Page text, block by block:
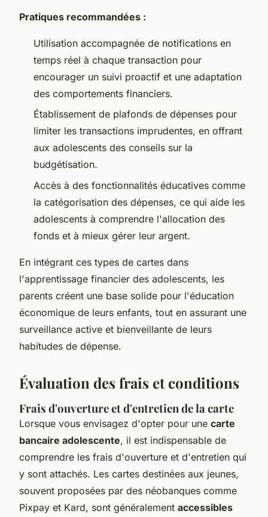
Pratiques recommandées :
Utilisation accompagnée de notifications en
temps réel à chaque transaction pour
encourager un suivi proactif et une adaptation
des comportements financiers.
Établissement de plafonds de dépenses pour
limiter les transactions imprudentes, en offrant
aux adolescents des conseils sur la
budgétisation.
Accès à des fonctionnalités éducatives comme
la catégorisation des dépenses, ce qui aide les
adolescents à comprendre l'allocation des
fonds et à mieux gérer leur argent.
En intégrant ces types de cartes dans
l'apprentissage financier des adolescents, les
parents créent une base solide pour l'éducation
économique de leurs enfants, tout en assurant une
surveillance active et bienveillante de leurs
habitudes de dépense.
Évaluation des frais et conditions
Frais d'ouverture et d'entretien de la carte
Lorsque vous envisagez d'opter pour une carte
bancaire adolescente, il est indispensable de
comprendre les frais d'ouverture et d'entretien qui
y sont attachés. Les cartes destinées aux jeunes,
souvent proposées par des néobanques comme
Pixpay et Kard, sont généralement accessibles